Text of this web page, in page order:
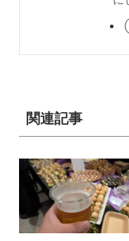
関連記事